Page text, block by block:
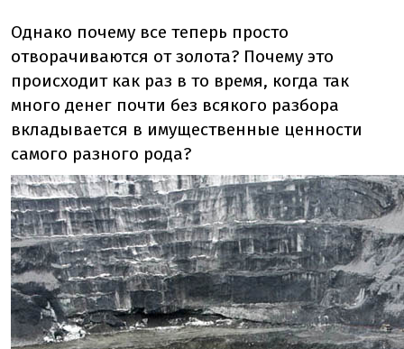
Однако почему все теперь просто
отворачиваются от золота? Почему это
происходит как раз в то время, когда так
много денег почти без всякого разбора
вкладывается в имущественные ценности
самого разного рода?